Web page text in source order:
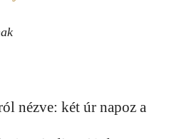
nézve: két úr napoz a